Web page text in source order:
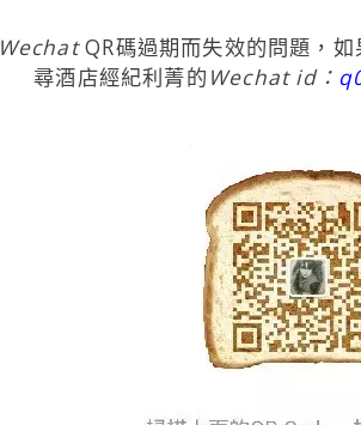
WechatQR碼過期而失效的問題，
尋酒店經紀利菁的 Wechatid：